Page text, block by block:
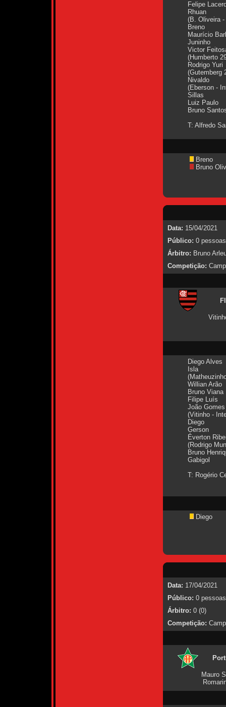
Felipe
Rhuan
(B. Oliveira
Breno
Maurício
Juninho
Victor
(Humberto
Rodrigo Yuri
(Gutemberg
Nivaldo
(Eberson -
Sillas
Luiz Paulo
Bruno
T: Alfredo
Breno
Bruno
Data: 15/04/2021
Público: 0 pessoas
Árbitro: Bruno
Competição:
Diego Alves
Isla
Willian Arão
Bruno Viana
Filipe Luís
João Gomes
(Vitinho -
Diego
Gerson
Éverton
(Rodrigo
Bruno
Gabigol
T: Rogério
Diego
Data: 17/04/2021
Público: 0 pessoas
Árbitro: 0 (0)
Competição:
Mauro